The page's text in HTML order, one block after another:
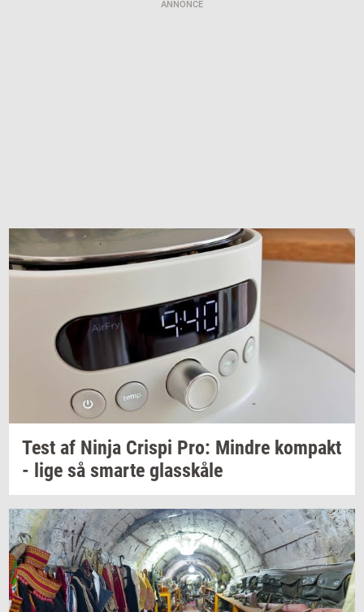
ANNONCE
Test af Ninja Cri­spi Pro: Min­dre kom­pakt
- lige så smar­te glas­skå­le